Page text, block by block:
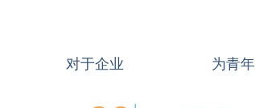
对于企业 为青年